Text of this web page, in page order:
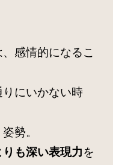
感情的になるこ
にいかない時
勢。
も深い表現力を